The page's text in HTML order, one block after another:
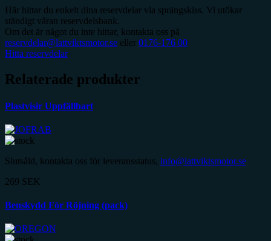
Här hittar du enkelt dina reservdelar via sprängskiss. Vi utökar
ständigt våran reservdelsbank.
Om det är något du inte hittar, kontakta oss på
reservdelar@lattviktsmotor.se eller 0176-176 00
Hitta reservdelar
Relaterade produkter
Plastvisir Uppfällbart
Slutsåld, kontakta oss för leveransstatus, info@lattviktsmotor.se
269 SEK
Benskydd För Röjning (pack)